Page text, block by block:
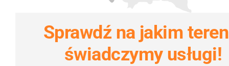
Sprawdź na jakim
świadczymy usługi!